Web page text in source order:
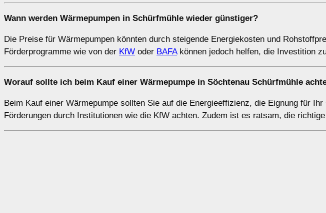
Wann werden Wärmepumpen in Schürfmühle wieder günstiger?
Die Preise für Wärmepumpen könnten durch steigende Energiekosten und
Förderprogramme wie von der KfW oder BAFAkönnen jedoch helfen, die Investition
Worauf sollte ich beim Kauf einer Wärmepumpe in Söchtenau Schürfmühle
Beim Kauf einer Wärmepumpe sollten Sie auf die Energieeffizienz, die Eignung für
Förderungen durch Institutionen wie die KfW achten. Zudem ist es ratsam, die